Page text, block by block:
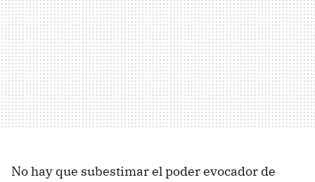
No hay que subestimar el poder evocador de